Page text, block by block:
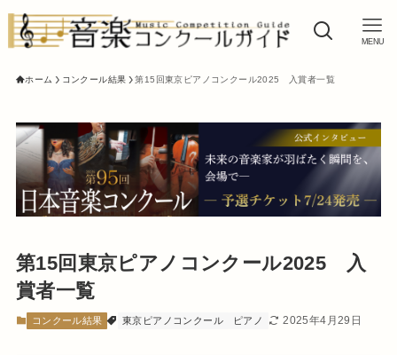
MENU
ホーム コンクール結果 第15回東京ピアノコンクール2025 入賞者一覧
第15回東京ピアノコンクール2025 入
賞者一覧
コンクール結果 東京ピアノコンクール ピアノ 2025年4月29日